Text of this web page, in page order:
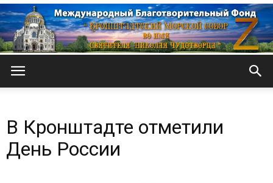
Морской
В Кронштадте отметили
День России